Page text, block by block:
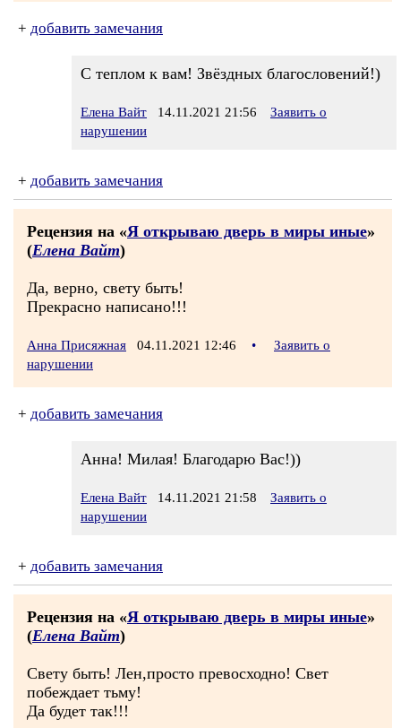
+ добавить замечания
С теплом к вам! Звёздных благословений!)
Елена Вайт 14.11.2021 21:56
Заявить о
нарушении
+ добавить замечания
Рецензия на «Я открываю дверь в миры иные»
(Елена Вайт)
Да, верно, свету быть!
Прекрасно написано!!!
Анна Присяжная 04.11.2021 12:46 •
Заявить о
нарушении
+ добавить замечания
Анна! Милая! Благодарю Вас!))
Елена Вайт 14.11.2021 21:58
Заявить о
нарушении
+ добавить замечания
Рецензия на «Я открываю дверь в миры иные»
(Елена Вайт)
Свету быть! Лен,просто превосходно! Свет
побеждает тьму!
Да будет так!!!